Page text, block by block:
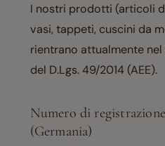
I nostri prodotti (articoli
vasi, tappeti, cuscini da
rientrano attualmente
del D.Lgs. 49/2014 (AEE).
Numero di
(Germania)